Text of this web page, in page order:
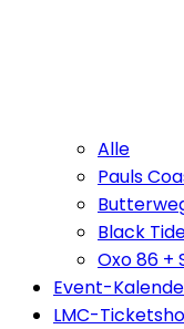
Alle
Pauls
Black
Oxo 86 +
Event-
LMC-